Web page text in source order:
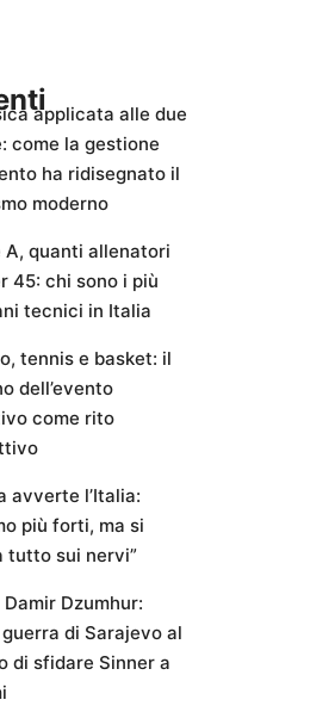
applicata alle due
come la gestione
ha ridisegnato il
moderno
A, quanti allenatori
45: chi sono i più
tecnici in Italia
tennis e basket: il
dell’evento
come rito
avverte l’Italia:
più forti, ma si
tutto sui nervi”
Damir Dzumhur:
di Sarajevo al
di sfidare Sinner a